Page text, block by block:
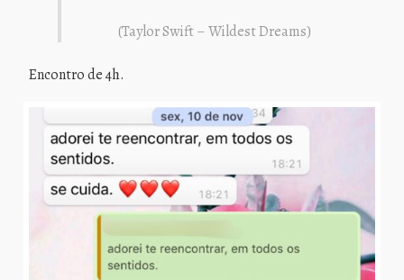
(Taylor Swift – Wildest Dreams)
Encontro de 4h.